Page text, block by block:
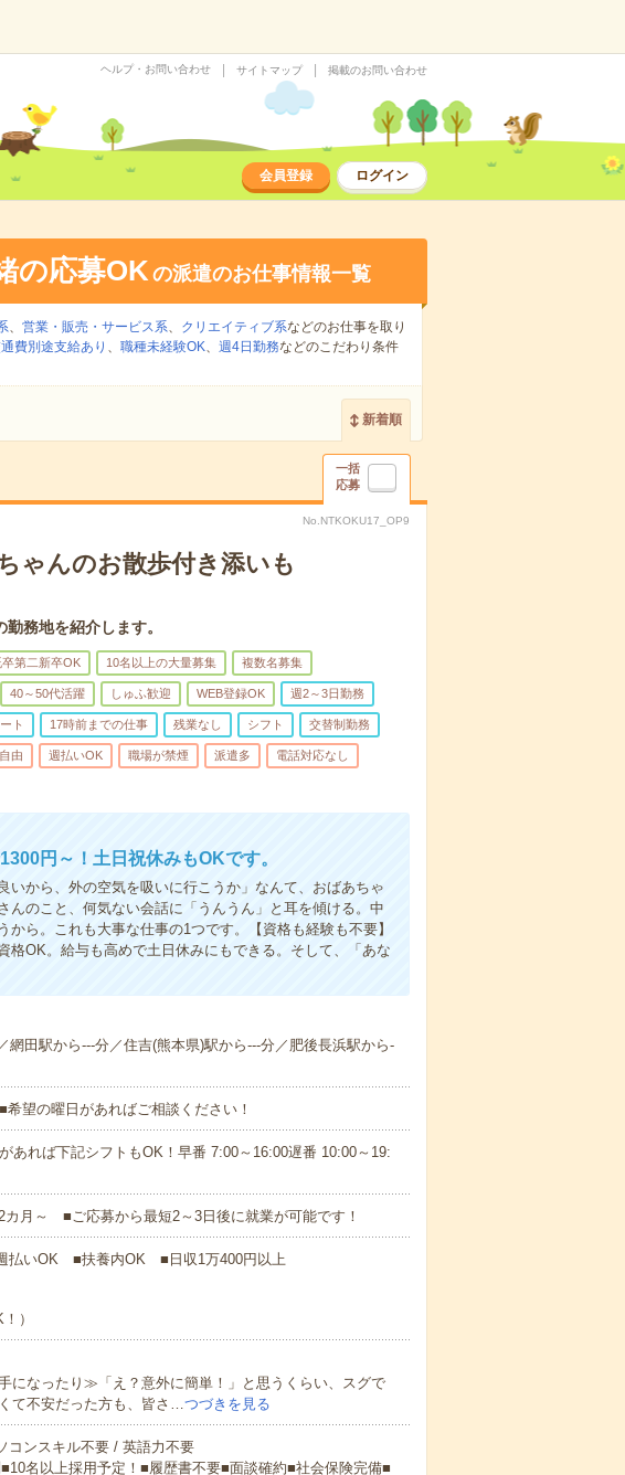
ヘルプ・お問い合わせ サイトマップ 掲載のお問い合わせ
会員登録 ログイン
の応募OKの派遣のお仕事情報一覧
、 営業・販売・サービス系、 クリエイティブ系などのお仕事を取り
費別途支給あり 、 職種未経験OK、 週4日勤務などのこだわり条件
新着順
一括
応募
No.NTKOKU17_OP9
ゃんのお散歩付き添いも
務地を紹介します。
卒第二新卒OK 10名以上の大量募集 複数名募集
40～50代活躍 しゅふ歓迎 WEB登録OK 週2～3日勤務
ト 17時前までの仕事 残業なし シフト 交替制勤務
由 週払いOK 職場が禁煙 派遣多 電話対応なし
円～！土日祝休みもOKです。
いから、外の空気を吸いに行こうか」なんて、おばあちゃ
んのこと、何気ない会話に「うんうん」と耳を傾ける。中
ら。これも大事な仕事の1つです。【資格も経験も不要】
格OK。給与も高めで土日休みにもできる。そして、「あな
網田駅から---分／住吉(熊本県)駅から---分／肥後長浜駅から-
望の曜日があればご相談ください！
あれば下記シフトもOK！早番 7:00～16:00遅番 10:00～19:
カ月～ ■ご応募から最短2～3日後に就業が可能です！
払いOK ■扶養内OK ■日収1万400円以上
）
になったり≫「え？意外に簡単！」と思うくらい、スグで
て不安だった方も、皆さ…つづきを見る
コンスキル不要 / 英語力不要
名以上採用予定！■履歴書不要■面談確約■社会保険完備■